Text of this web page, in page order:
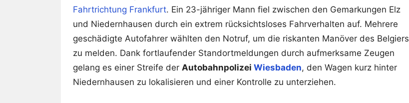
Fahrtrichtung Frankfurt. Ein 23-jähriger Mann fiel zwischen den Gemarkungen Elz
und Niedernhausen durch ein extrem rücksichtsloses Fahrverhalten auf. Mehrere
geschädigte Autofahrer wählten den Notruf, um die riskanten Manöver des Belgiers
zu melden. Dank fortlaufender Standortmeldungen durch aufmerksame Zeugen
gelang es einer Streife der Autobahnpolizei Wiesbaden, den Wagen kurz hinter
Niedernhausen zu lokalisieren und einer Kontrolle zu unterziehen.